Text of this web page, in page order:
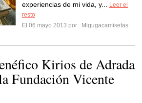
experiencias de mi vida, y...
Leer el
resto
El 06 mayo 2013 por
Migugacamisetas
Kirios de Adrada
Fundación Vicente